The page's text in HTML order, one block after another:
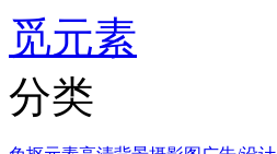
觅元素
分类